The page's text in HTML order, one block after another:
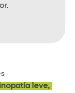
leve,